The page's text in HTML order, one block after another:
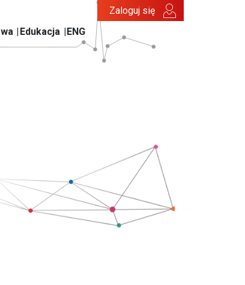
Edukacja ENG
Zaloguj się